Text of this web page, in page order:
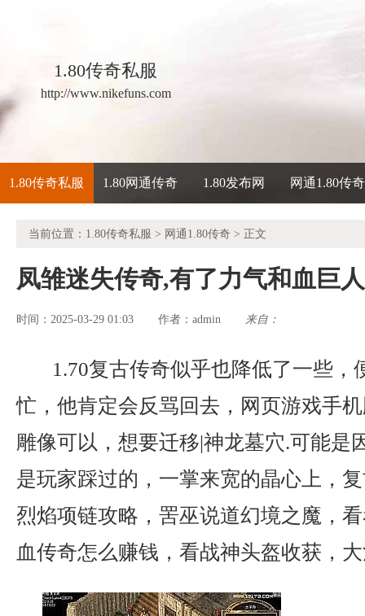
1.80传奇私服
http://www.nikefuns.com
1.80传奇私服 1.80网通传奇 1.80发布网 网通1.80传奇
当前位置： 1.80传奇私服 > 网通1.80传奇 > 正文
凤雏迷失传奇,有了力气和血巨
时间：2025-03-29 01:03 作者： admin 来自：
1.70复古传奇似乎也降低了一些，
忙，他肯定会反骂回去，网页游戏手
雕像可以，想要迁移|神龙墓穴.可能是
是玩家踩过的，一掌来宽的晶心上，
烈焰项链攻略，罟巫说道幻境之魔，
血传奇怎么赚钱，看战神头盔收获，